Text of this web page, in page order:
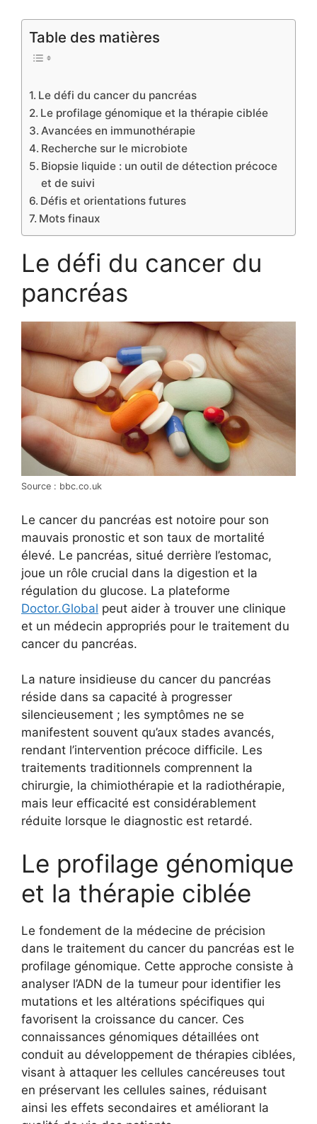
Table des matières
Le défi du cancer du pancréas
Le profilage génomique et la thérapie ciblée
Avancées en immunothérapie
Recherche sur le microbiote
Biopsie liquide : un outil de détection précoce
et de suivi
Défis et orientations futures
Mots finaux
Le défi du cancer du
pancréas
Source : bbc.co.uk
Le cancer du pancréas est notoire pour son
mauvais pronostic et son taux de mortalité
élevé. Le pancréas, situé derrière l’estomac,
joue un rôle crucial dans la digestion et la
régulation du glucose. La plateforme
Doctor.Global peut aider à trouver une clinique
et un médecin appropriés pour le traitement du
cancer du pancréas.
La nature insidieuse du cancer du pancréas
réside dans sa capacité à progresser
silencieusement ; les symptômes ne se
manifestent souvent qu’aux stades avancés,
rendant l’intervention précoce difficile. Les
traitements traditionnels comprennent la
chirurgie, la chimiothérapie et la radiothérapie,
mais leur efficacité est considérablement
réduite lorsque le diagnostic est retardé.
Le profilage génomique
et la thérapie ciblée
Le fondement de la médecine de précision
dans le traitement du cancer du pancréas est le
profilage génomique. Cette approche consiste à
analyser l’ADN de la tumeur pour identifier les
mutations et les altérations spécifiques qui
favorisent la croissance du cancer. Ces
connaissances génomiques détaillées ont
conduit au développement de thérapies ciblées,
visant à attaquer les cellules cancéreuses tout
en préservant les cellules saines, réduisant
ainsi les effets secondaires et améliorant la